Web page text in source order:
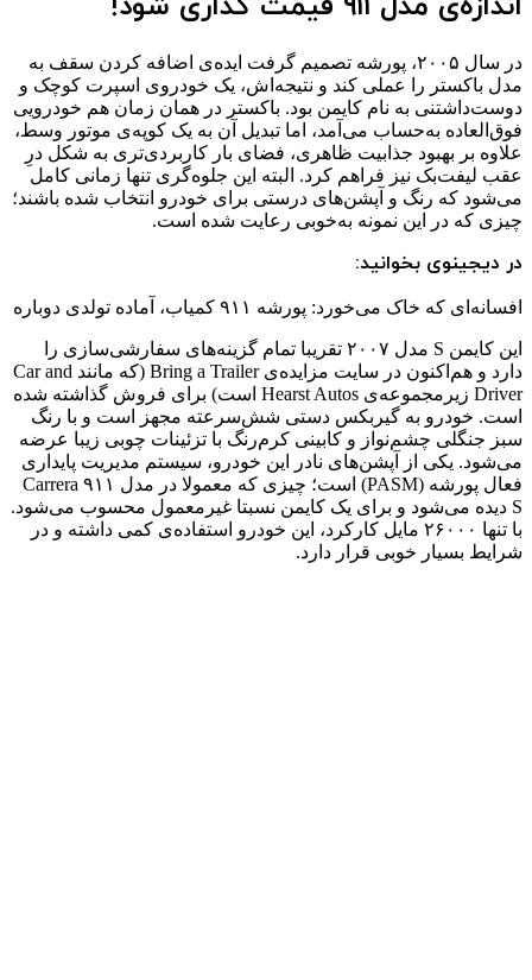
در سال ۲۰۰۵، پورشه تصمیم گرفت ایده‌ی اضافه کردن سقف به
مدل باکستر را عملی کند و نتیجه‌اش، یک خودروی اسپرت کوچک و
دوست‌داشتنی به نام کایمن بود. باکستر در همان زمان هم خودرویی
فوق‌العاده به‌حساب می‌آمد، اما تبدیل آن به یک کوپه‌ی موتور وسط،
علاوه بر بهبود جذابیت ظاهری، فضای بار کاربردی‌تری به شکل درِ
عقب لیفت‌بک نیز فراهم کرد. البته این جلوه‌گری تنها زمانی کامل
می‌شود که رنگ و آپشن‌های درستی برای خودرو انتخاب شده باشند؛
چیزی که در این نمونه به‌خوبی رعایت شده است.
در دیجینوی بخوانید:
افسانه‌ای که خاک می‌خورد: پورشه ۹۱۱ کمیاب، آماده تولدی دوباره
این کایمن S مدل ۲۰۰۷ تقریبا تمام گزینه‌های سفارشی‌سازی را
دارد و هم‌اکنون در سایت مزایده‌ی Bring a Trailer (که مانند Car and
Driver زیرمجموعه‌ی Hearst Autos است) برای فروش گذاشته شده
است. خودرو به گیربکس دستی شش‌سرعته مجهز است و با رنگ
سبز جنگلی چشم‌نواز و کابینی کرم‌رنگ با تزئینات چوبی زیبا عرضه
می‌شود. یکی از آپشن‌های نادر این خودرو، سیستم مدیریت پایداری
فعال پورشه (PASM) است؛ چیزی که معمولا در مدل ۹۱۱ Carrera
S دیده می‌شود و برای یک کایمن نسبتا غیرمعمول محسوب می‌شود.
با تنها ۲۶۰۰۰ مایل کارکرد، این خودرو استفاده‌ی کمی داشته و در
شرایط بسیار خوبی قرار دارد.